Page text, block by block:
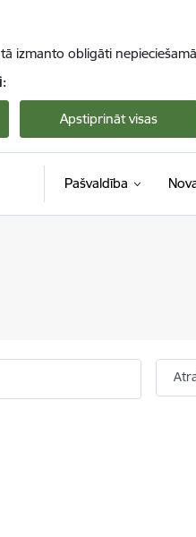
izmanto obligāti
Apstiprināt visas
Pašvaldība